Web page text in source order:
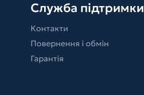
Служба підтримки
Контакти
Повернення і обмін
Гарантія